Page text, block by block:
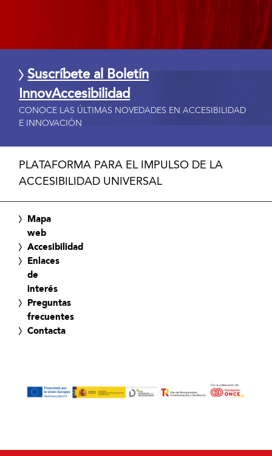
Suscríbete al Boletín
InnovAccesibilidad
CONOCE LAS ÚLTIMAS NOVEDADES EN ACCESIBILIDAD
E INNOVACIÓN
PLATAFORMA PARA EL IMPULSO DE LA
ACCESIBILIDAD UNIVERSAL
Mapa
web
Accesibilidad
Enlaces
de
interés
Preguntas
frecuentes
Contacta